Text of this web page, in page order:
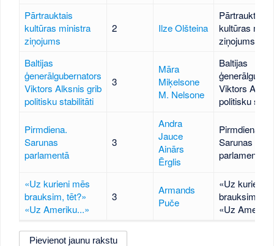
Pārtrauktais
kultūras ministra
ziņojums
2 Ilze Olšteina
Pārtrauktais
kultūras
ziņojums
Baltijas
ģenerālgubernators
Viktors Alksnis grib
politisku stabilitāti
3
Māra
Miķelsone
M. Nelsone
Baltijas
Viktors
politisku
Pirmdiena.
Sarunas
parlamentā
3
Andra
Jauce
Ainārs
Ērglis
Pirmdiena.
Sarunas
parlamentā
«Uz kurieni mēs
brauksim, tēt?»
«Uz Ameriku...»
3
Armands
Puče
«Uz kurieni
brauksim,
«Uz
Pievienot jaunu rakstu